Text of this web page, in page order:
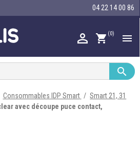
04 22 14 00 86
 shopping_cart (0) 



Consommables IDP Smart
Smart 21, 31
avec découpe puce contact,